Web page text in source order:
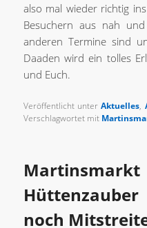
also mal wieder richtig
Besuchern aus nah
anderen Termine sind
Daaden wird ein tolles
und Euch.
Veröffentlicht unter Aktuelles,
Verschlagwortet mit
noch